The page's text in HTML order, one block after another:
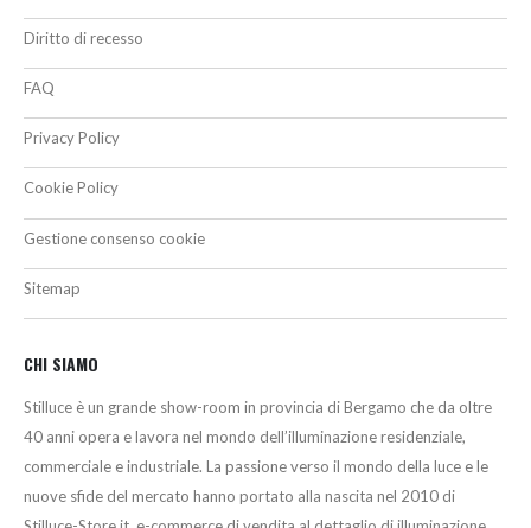
Diritto di recesso
FAQ
Privacy Policy
Cookie Policy
Gestione consenso cookie
Sitemap
CHI SIAMO
Stilluce è un grande show-room in provincia di Bergamo che da oltre
40 anni opera e lavora nel mondo dell’illuminazione residenziale,
commerciale e industriale. La passione verso il mondo della luce e le
nuove sfide del mercato hanno portato alla nascita nel 2010 di